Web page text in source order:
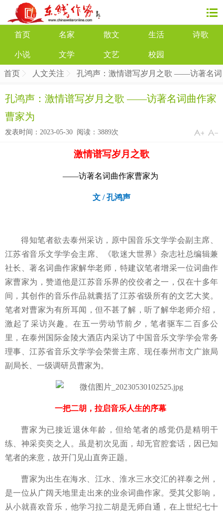
首页 名家 散文 生活 诗歌
小说 文学 文艺 校园
首页 人文关注 孔鸿声：激情谱写岁月之歌 ——访著名词
孔鸿声：激情谱写岁月之歌 ——访著名词曲作家
曹家为
发表时间：2023-05-30 阅读： 3889次
激情谱写岁月之歌
——访著名词曲作家曹家为
文 / 孔鸿声
得知笔者欲去泰州采访，原中国音乐文学学会副主席、
江苏省音乐文学学会主席、
《歌迷大世界》杂志社总编辑兼
社长
、著名词曲作家解华老师，特建议笔者增采一位词曲作
家曹家为，赞道他是江苏音乐界的佼佼者之一，仅在十多年
间，其创作的音乐作品就囊括了江苏省级所有的文艺大奖。
笔者对曹家为有所耳闻，但不甚了解，听了解华老师介绍，
激起了采访兴趣。在五一劳动节前夕，笔者驱车二百多公
里，在泰州国际金陵大酒店内采访了中国音乐文学学会常务
理事、江苏省音乐文学学会荣誉主席、现任泰州市文广旅局
副局长、一级调研员曹家为。
一把二胡，拉启音乐人生的序幕
曹家为已接近退休年龄，但给笔者的感觉仍是精明干
练、 神采奕奕之人。虽是初次见面，却无官腔套话，因已知
笔者的来意，故开门见山直奔正题。
曹家为出生在海水、江水、淮水三水交汇的祥泰之州，
是一位从广阔天地里走出来的业余词曲作家。受其父影响，
从小就喜欢音乐，他学习拉二胡是无师自通，在上世纪七十